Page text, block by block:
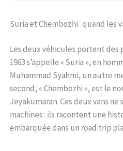
Suria et Chembozhi : quand les
Les deux véhicules portent des
1963 s’appelle « Suria », en
Muhammad Syahmi, un autre
second, « Chembozhi », est le
Jeyakumaran. Ces deux vans ne
machines : ils racontent une
embarquée dans un road trip